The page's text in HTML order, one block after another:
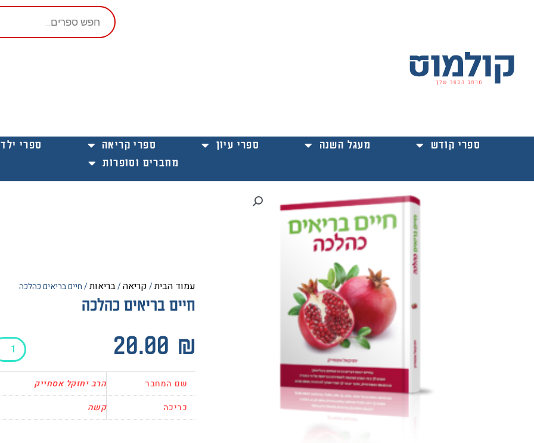
Products
search
ספרי קודש מעגל השנה ספרי עיון ספרי קריאה ספרי
מחברים וסופרות
עמוד הבית/קריאה/בריאות/ חיים בריאים כהלכה
חיים בריאים כהלכה
20.00 ₪
כמות
של
חיים
כהלכה
שם המחבר
הרב יחזקל אסחייק
כריכה
קשה